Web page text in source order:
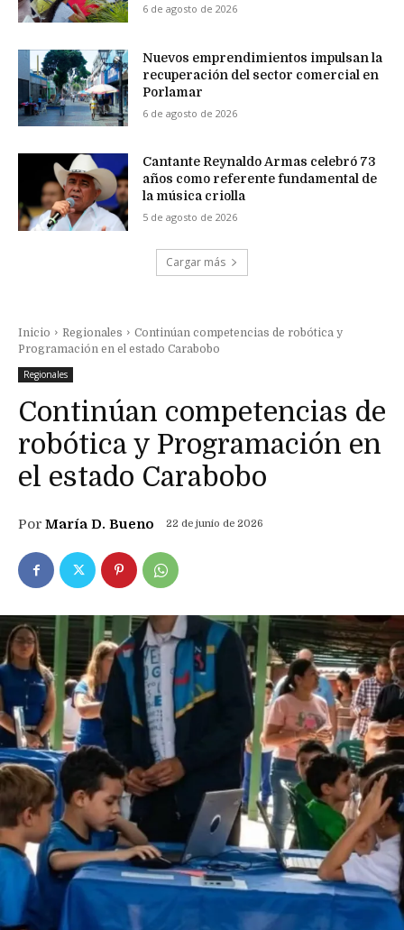
6 de agosto de 2026
Nuevos emprendimientos impulsan la
recuperación del sector comercial en
Porlamar
6 de agosto de 2026
Cantante Reynaldo Armas celebró 73
años como referente fundamental de
la música criolla
5 de agosto de 2026
Cargar más